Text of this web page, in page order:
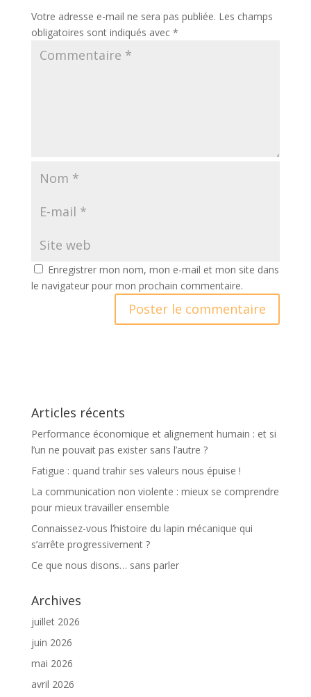
Votre adresse e-mail ne sera pas publiée. Les champs
obligatoires sont indiqués avec *
Enregistrer mon nom, mon e-mail et mon site dans
le navigateur pour mon prochain commentaire.
n
a
t
v
e
:
Articles récents
Performance économique et alignement humain : et si
l’un ne pouvait pas exister sans l’autre ?
Fatigue : quand trahir ses valeurs nous épuise !
La communication non violente : mieux se comprendre
pour mieux travailler ensemble
Connaissez-vous l’histoire du lapin mécanique qui
s’arrête progressivement ?
Ce que nous disons… sans parler
Archives
juillet 2026
juin 2026
mai 2026
avril 2026